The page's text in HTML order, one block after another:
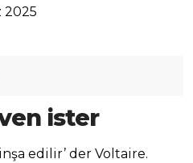
2025
ister
edilir’ der Voltaire.